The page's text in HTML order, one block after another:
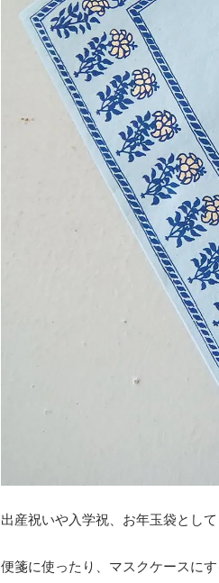
出産祝いや入学祝、お年玉袋として
便箋に使ったり、マスクケースにす